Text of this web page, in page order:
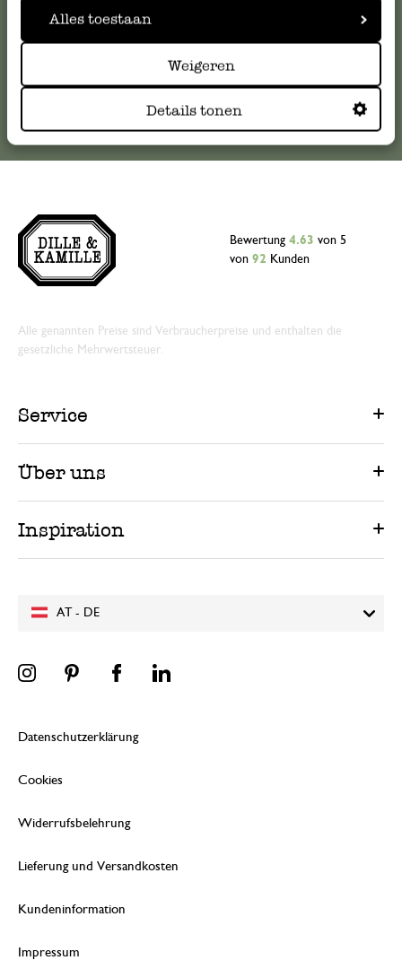
Alles toestaan
Weigeren
Details tonen
kundenservice@dille-kamille.at
AT - DE
Bewertung 4.63 von 5
von 92 Kunden
Alle genannten Preise sind Verbraucherpreise und enthalten die
gesetzliche Mehrwertsteuer.
Service
Über uns
Inspiration
Datenschutzerklärung
Cookies
Widerrufsbelehrung
Lieferung und Versandkosten
Kundeninformation
Impressum